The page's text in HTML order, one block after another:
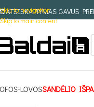
Skip to navigation
Skip to main content
ATSISKAITYMAS GAVUS
LOVOSSANDĖLIO